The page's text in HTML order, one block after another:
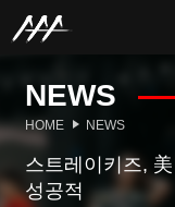
NEWS
HOME NEWS
스트레이키즈,
성공적